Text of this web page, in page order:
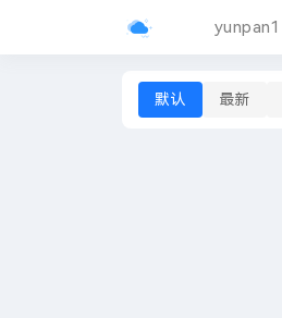
yunpan1
默认 最新